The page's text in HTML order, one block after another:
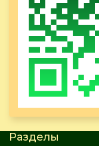
Разделы